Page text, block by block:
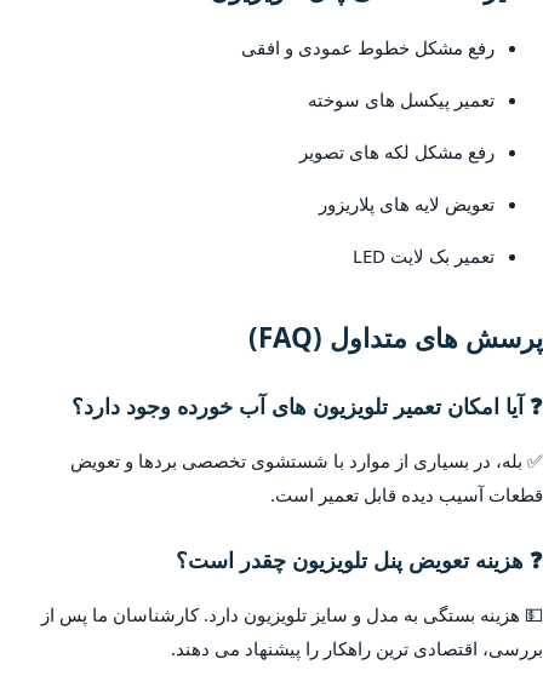
رفع مشکل خطوط عمودی و افقی
تعمیر پیکسل های سوخته
رفع مشکل لکه های تصویر
تعویض لایه های پلاریزور
تعمیر بک لایت LED
پرسش های متداول (FAQ)
❓ آیا امکان تعمیر تلویزیون های آب خورده وجود دارد؟
✅ بله، در بسیاری از موارد با شستشوی تخصصی بردها و تعویض
قطعات آسیب دیده قابل تعمیر است.
❓ هزینه تعویض پنل تلویزیون چقدر است؟
💵 هزینه بستگی به مدل و سایز تلویزیون دارد. کارشناسان ما پس از
بررسی، اقتصادی ترین راهکار را پیشنهاد می دهند.